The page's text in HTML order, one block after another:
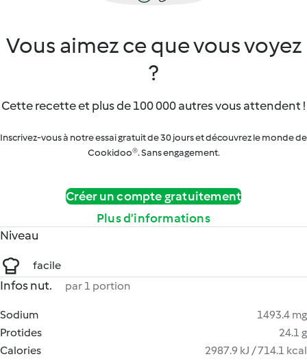
Vous aimez ce que vous voyez
?
Cette recette et plus de 100 000 autres vous attendent !
Inscrivez-vous à notre essai gratuit de 30 jours et découvrez le monde de
Cookidoo®. Sans engagement.
Créer un compte gratuitement
Plus d’informations
Niveau
facile
Infos nut. par 1 portion
Sodium
1493.4 mg
Protides
24.1 g
Calories
2987.9 kJ / 714.1 kcal